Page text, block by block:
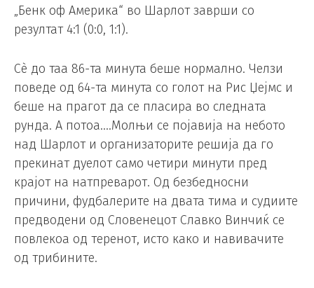
„Бенк оф Америка“ во Шарлот заврши со
резултат 4:1 (0:0, 1:1).
Сè до таа 86-та минута беше нормално. Челзи
поведе од 64-та минута со голот на Рис Џејмс и
беше на прагот да се пласира во следната
рунда. А потоа….Молњи се појавија на небото
над Шарлот и организаторите решија да го
прекинат дуелот само четири минути пред
крајот на натпреварот. Од безбедносни
причини, фудбалерите на двата тима и судиите
предводени од Словенецот Славко Винчиќ се
повлекоа од теренот, исто како и навивачите
од трибините.